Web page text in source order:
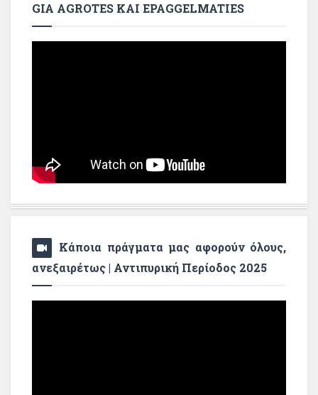
GIA AGROTES KAI EPAGGELMATIES
Κάποια πράγματα μας αφορούν όλους,
ανεξαιρέτως | Αντιπυρική Περίοδος 2025